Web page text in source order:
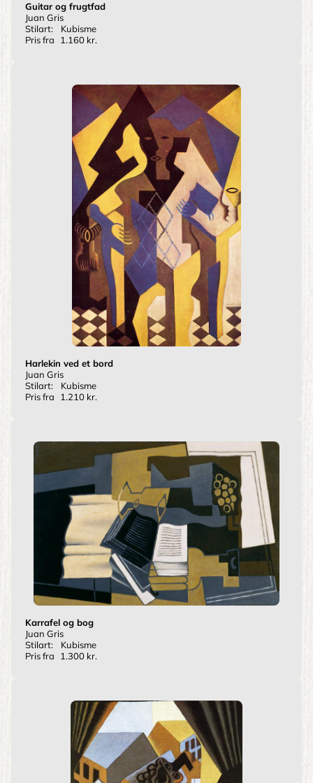
Guitar og frugtfad
Juan Gris
Stilart:
Kubisme
Pris fra
1.160 kr.
Harlekin ved et bord
Juan Gris
Stilart:
Kubisme
Pris fra
1.210 kr.
Karrafel og bog
Juan Gris
Stilart:
Kubisme
Pris fra
1.300 kr.